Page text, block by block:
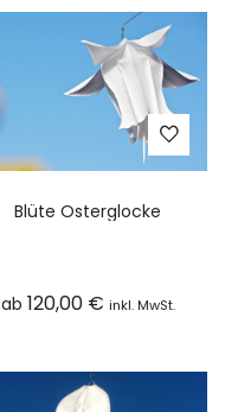
Blüte Osterglocke
ab 120,00 € inkl. MwSt.